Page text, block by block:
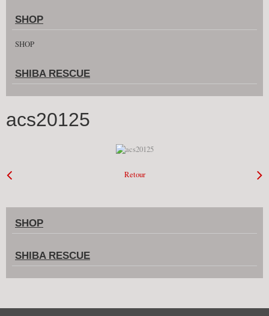
SHOP
SHOP
SHIBA RESCUE
acs20125
Retour
SHOP
SHIBA RESCUE